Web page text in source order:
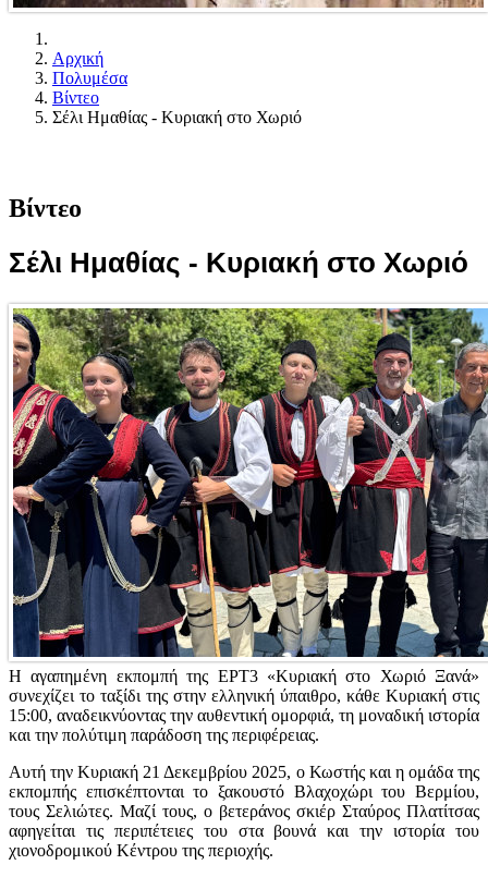
Αρχική
Πολυμέσα
Βίντεο
Σέλι Ημαθίας - Κυριακή στο Χωριό
Βίντεο
Σέλι Ημαθίας - Κυριακή στο Χωριό
Η αγαπημένη εκπομπή της ΕΡΤ3 «Κυριακή στο Χωριό Ξανά»
συνεχίζει το ταξίδι της στην ελληνική ύπαιθρο, κάθε Κυριακή στις
15:00, αναδεικνύοντας την αυθεντική ομορφιά, τη μοναδική ιστορία
και την πολύτιμη παράδοση της περιφέρειας.
Αυτή την Κυριακή 21 Δεκεμβρίου 2025, ο Κωστής και η ομάδα της
εκπομπής επισκέπτονται το ξακουστό Βλαχοχώρι του Βερμίου,
τους Σελιώτες. Μαζί τους, ο βετεράνος σκιέρ Σταύρος Πλατίτσας
αφηγείται τις περιπέτειες του στα βουνά και την ιστορία του
χιονοδρομικού Κέντρου της περιοχής.